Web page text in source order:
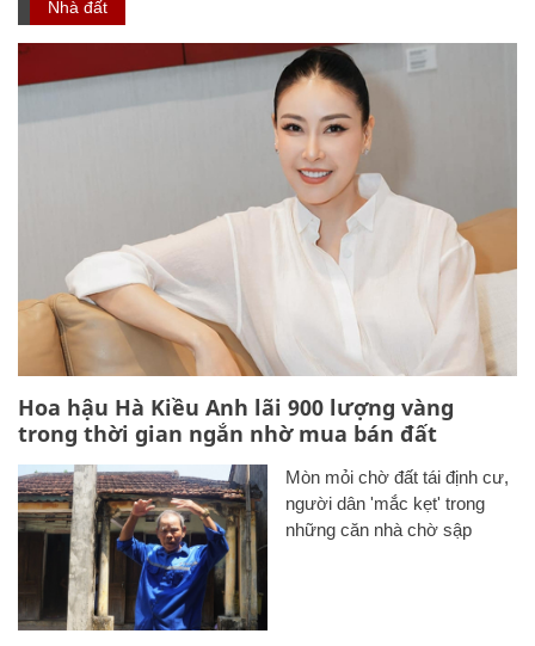
Nhà đất
Hoa hậu Hà Kiều Anh lãi 900 lượng vàng
trong thời gian ngắn nhờ mua bán đất
Mòn mỏi chờ đất tái định cư,
người dân 'mắc kẹt' trong
những căn nhà chờ sập